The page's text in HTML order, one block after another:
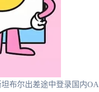
布尔出差途中登录国内OA